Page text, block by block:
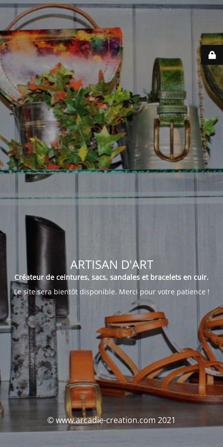
ARTISAN D'ART
Créateur de ceintures, sacs, sandales et bracelets en cuir.
Le site sera bientôt disponible. Merci pour votre patience !
© www.arcadie-creation.com 2021